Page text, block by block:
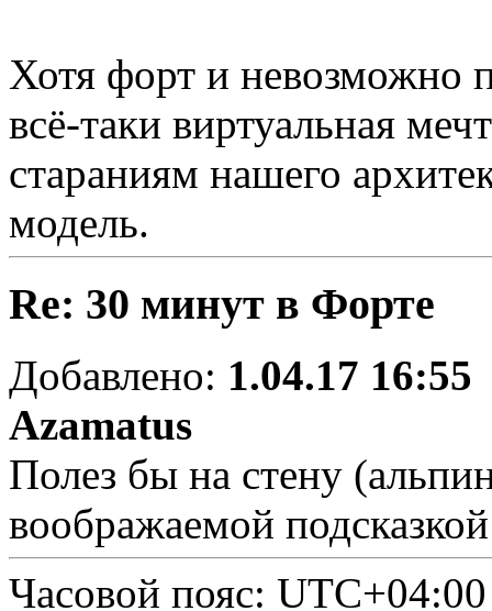
Хотя форт и невозможно
всё-таки виртуальная
стараниям нашего
модель.
Re: 30 минут в Форте
Добавлено: 1.04.17 16:55
Azamatus
Полез бы на стену
воображаемой подсказкой
Часовой пояс: UTC+04:00